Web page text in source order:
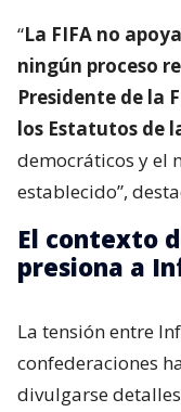
“La FIFA no
ningún proceso
Presidente de la
los Estatutos de
democráticos y el
establecido”,
El contexto
presiona a
La tensión entre
confederaciones
divulgarse